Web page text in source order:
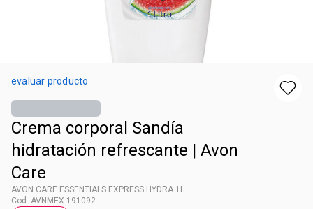
evaluar producto
Crema corporal Sandía
hidratación refrescante | Avon
Care
AVON CARE ESSENTIALS EXPRESS HYDRA 1L
Cod. AVNMEX-191092 -